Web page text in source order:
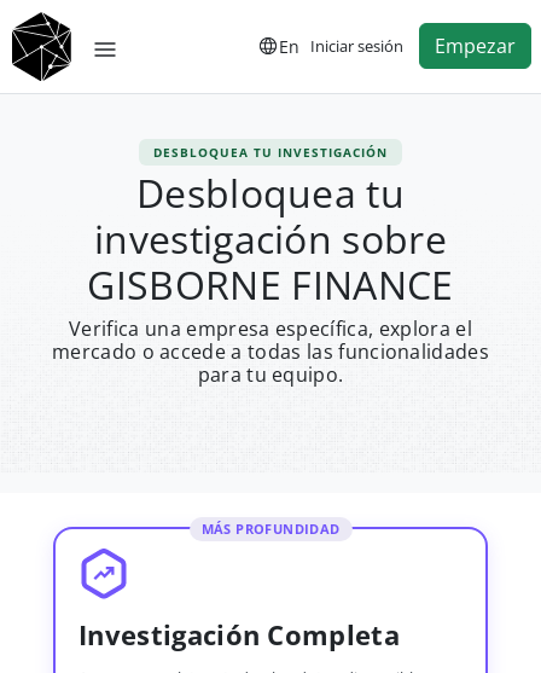
En Iniciar sesión Empezar
DESBLOQUEA TU INVESTIGACIÓN
Desbloquea tu
investigación sobre
GISBORNE FINANCE
Verifica una empresa específica, explora el
mercado o accede a todas las funcionalidades
para tu equipo.
MÁS PROFUNDIDAD
Investigación Completa